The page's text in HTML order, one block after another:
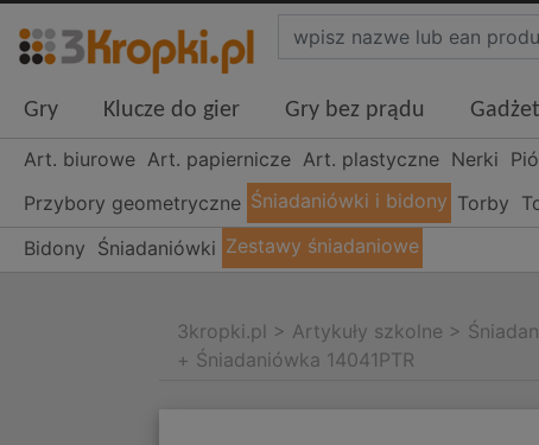
Gry Klucze do gier Gry bez prądu
Art. biurowe Art. papiernicze Art. plastyczne Nerki
Przybory geometryczne Śniadaniówki i bidony Torby
Bidony Śniadaniówki Zestawy śniadaniowe
3kropki.pl > Artykuły szkolne >
+ Śniadaniówka 14041PTR